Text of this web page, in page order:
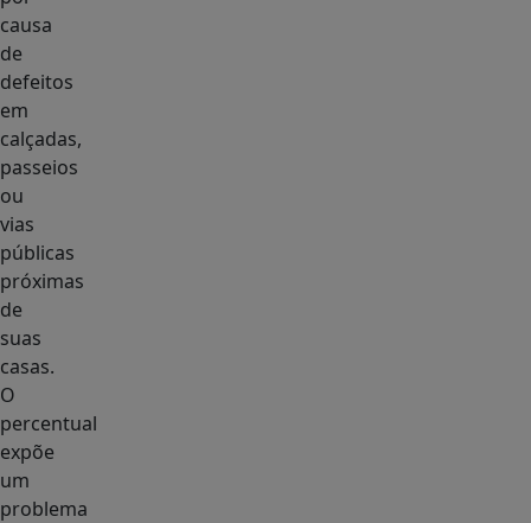
causa
de
defeitos
em
calçadas,
passeios
ou
vias
públicas
próximas
de
suas
casas.
O
percentual
expõe
um
problema